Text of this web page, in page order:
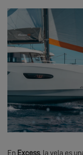
En Excess, la vela es